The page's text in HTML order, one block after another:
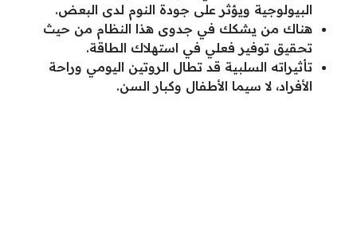
البيولوجية ويؤثر على جودة النوم لدى البعض.
هناك من يشكك في جدوى هذا النظام من حيث
تحقيق توفير فعلي في استهلاك الطاقة.
تأثيراته السلبية قد تطال الروتين اليومي وراحة
الأفراد، لا سيما الأطفال وكبار السن.